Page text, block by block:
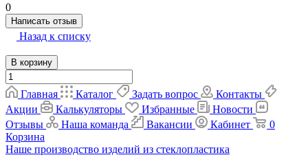
0
Написать отзыв
Назад к списку
В корзину
Главная Каталог Задать вопрос
Контакты
Акции
Калькуляторы Избранные
Новости
Отзывы
Наша команда Вакансии Кабинет
0
Корзина
Наше производство изделий из стеклопластика